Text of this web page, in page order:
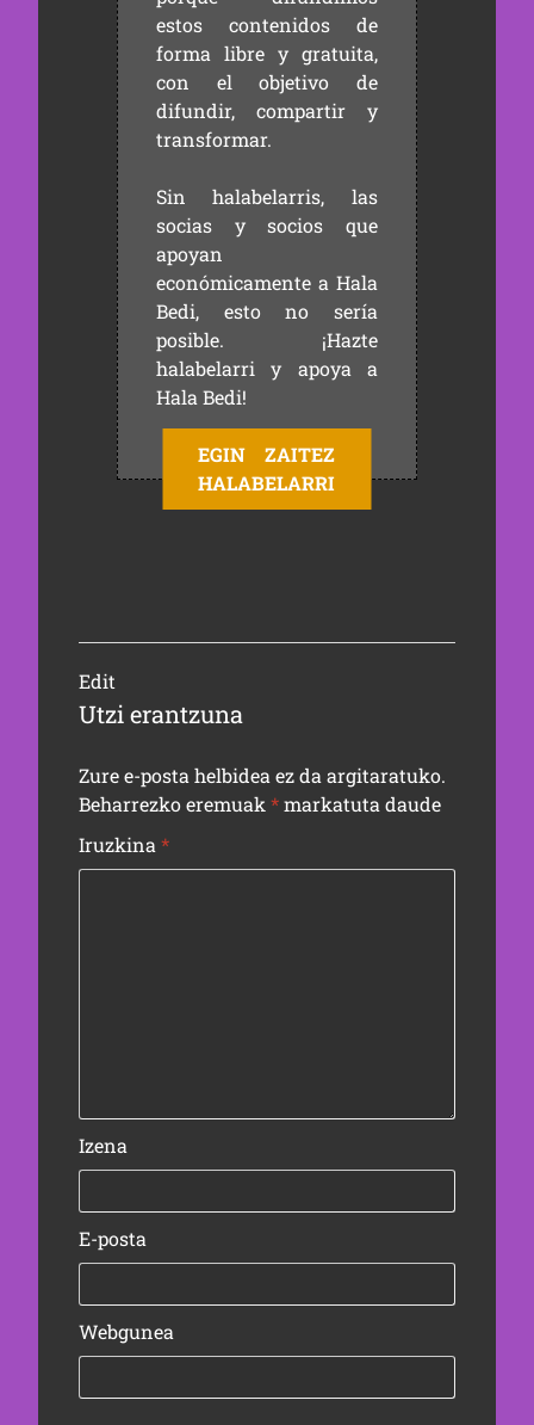
estos contenidos de
forma libre y gratuita,
con el objetivo de
difundir, compartir y
transformar.
Sin halabelarris, las
socias y socios que
apoyan
económicamente a Hala
Bedi, esto no sería
posible. ¡Hazte
halabelarri y apoya a
Hala Bedi!
EGIN ZAITEZ
HALABELARRI
Edit
Utzi erantzuna
Zure e-posta helbidea ez da argitaratuko.
Beharrezko eremuak *markatuta daude
Iruzkina *
Izena
E-posta
Webgunea